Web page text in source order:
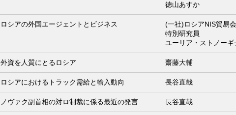
徳山あすか
ロシアの外国エージェントとビジネス
(一社)ロシアNIS貿易
特別研究員
ユーリア・ストノーギ
外資を人質にとるロシア 齋藤大輔
ロシアにおけるトラック需給と輸入動向 長谷直哉
ノヴァク副首相の対ロ制裁に係る最近の発言 長谷直哉